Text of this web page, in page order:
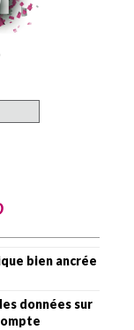
bien ancrée
données sur